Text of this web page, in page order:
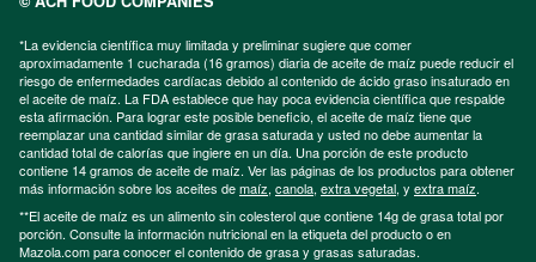
*La evidencia científica muy limitada y preliminar sugiere que comer
aproximadamente 1 cucharada (16 gramos) diaria de aceite de maíz puede reducir el
riesgo de enfermedades cardíacas debido al contenido de ácido graso insaturado en
el aceite de maíz. La FDA establece que hay poca evidencia científica que respalde
esta afirmación. Para lograr este posible beneficio, el aceite de maíz tiene que
reemplazar una cantidad similar de grasa saturada y usted no debe aumentar la
cantidad total de calorías que ingiere en un día. Una porción de este producto
contiene 14 gramos de aceite de maíz. Ver las páginas de los productos para obtener
más información sobre los aceites demaíz, canola, extra vegetal, y extra maíz.
**El aceite de maíz es un alimento sin colesterol que contiene 14g de grasa total por
porción. Consulte la información nutricional en la etiqueta del producto o en
Mazola.com para conocer el contenido de grasa y grasas saturadas.